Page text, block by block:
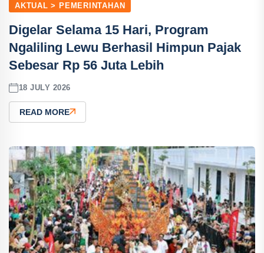
AKTUAL > PEMERINTAHAN
Digelar Selama 15 Hari, Program
Ngaliling Lewu Berhasil Himpun Pajak
Sebesar Rp 56 Juta Lebih
18 JULY 2026
READ MORE